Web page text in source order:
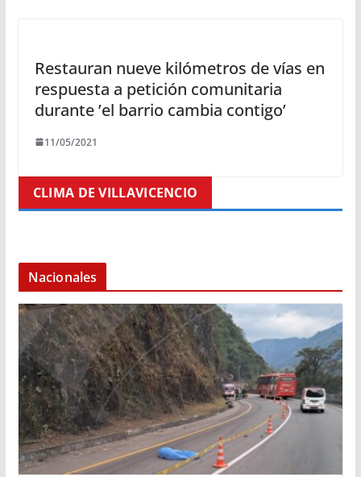
Restauran nueve kilómetros de vías en
respuesta a petición comunitaria
durante ’el barrio cambia contigo’
11/05/2021
CLIMA DE VILLAVICENCIO
Nacionales